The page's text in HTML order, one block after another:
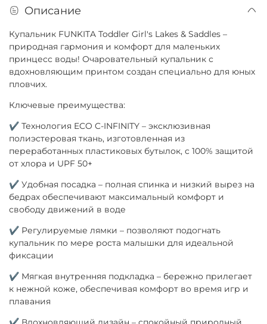
Описание
Купальник FUNKITA Toddler Girl's Lakes & Saddles –
природная гармония и комфорт для маленьких
принцесс воды! Очаровательный купальник с
вдохновляющим принтом создан специально для юных
пловчих.
Ключевые преимущества:
✔ Технология ECO C-INFINITY – эксклюзивная
полиэстеровая ткань, изготовленная из
переработанных пластиковых бутылок, с 100% защитой
от хлора и UPF 50+
✔ Удобная посадка – полная спинка и низкий вырез на
бедрах обеспечивают максимальный комфорт и
свободу движений в воде
✔ Регулируемые лямки – позволяют подогнать
купальник по мере роста малышки для идеальной
фиксации
✔ Мягкая внутренняя подкладка – бережно прилегает
к нежной коже, обеспечивая комфорт во время игр и
плавания